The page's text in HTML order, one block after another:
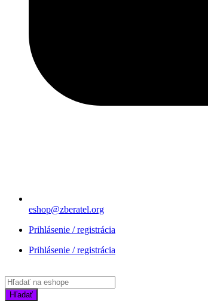
eshop@zberatel.org
Prihlásenie / registrácia
Prihlásenie / registrácia
Products
search
Hľadať